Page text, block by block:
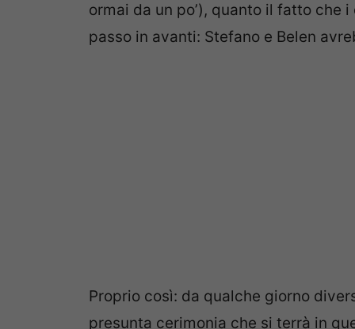
ormai da un po’), quanto il fatto che
passo in avanti: Stefano e Belen
Proprio così: da qualche giorno
presunta cerimonia che si terrà in